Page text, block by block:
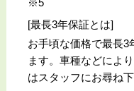
[最長3年保証とは]
お手頃な価格で最長3
ます。車種などによ
はスタッフにお尋ね下